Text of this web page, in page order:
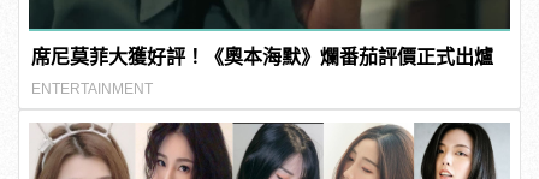
席尼莫菲大獲好評！《奧本海默》爛番茄評價正式出爐
ENTERTAINMENT